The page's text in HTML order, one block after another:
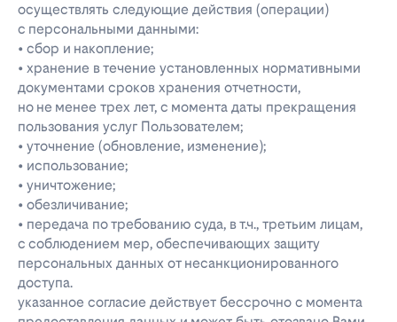
осуществлять следующие действия (операции)
с персональными данными:
• сбор и накопление;
• хранение в течение установленных нормативными
документами сроков хранения отчетности,
но не менее трех лет, с момента даты прекращения
пользования услуг Пользователем;
• уточнение (обновление, изменение);
• использование;
• уничтожение;
• обезличивание;
• передача по требованию суда, в т.ч., третьим лицам,
с соблюдением мер, обеспечивающих защиту
персональных данных от несанкционированного
доступа.
указанное согласие действует бессрочно с момента